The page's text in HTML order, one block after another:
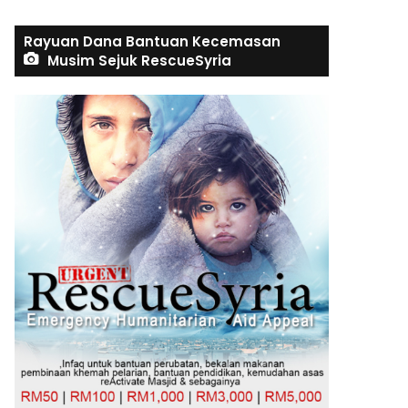
Rayuan Dana Bantuan Kecemasan
Musim Sejuk RescueSyria